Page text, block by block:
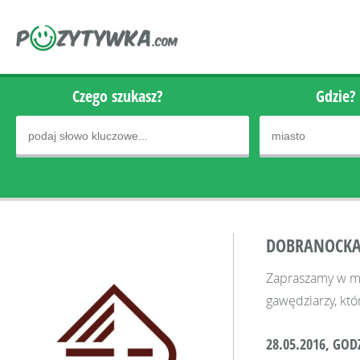
Czego szukasz? Gdzie?
Zapraszamy w
gawędziarzy,
28.05.2016,